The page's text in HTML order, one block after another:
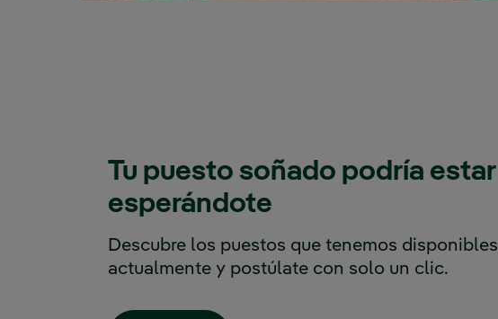
Tu puesto soñado podría estar
esperándote
Descubre los puestos que tenemos disponibles
actualmente y postúlate con solo un clic.